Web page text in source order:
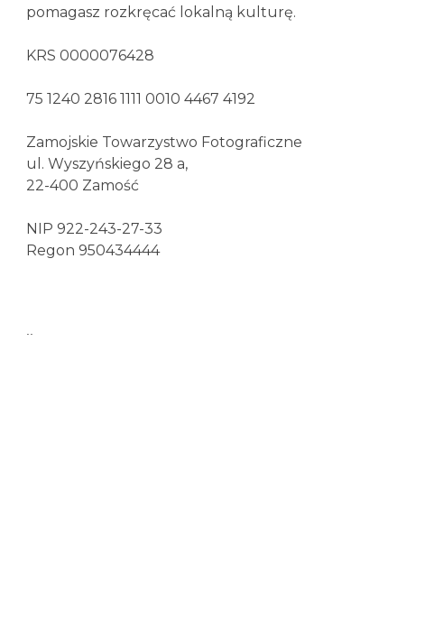
pomagasz rozkręcać lokalną kulturę.
KRS 0000076428
75 1240 2816 1111 0010 4467 4192
Zamojskie Towarzystwo Fotograficzne
ul. Wyszyńskiego 28 a,
22-400 Zamość
NIP 922-243-27-33
Regon 950434444